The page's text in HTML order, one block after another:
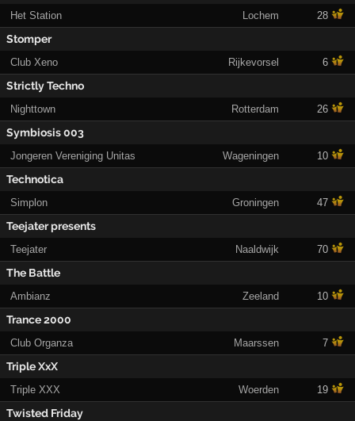
Het Station Lochem 28
Stomper
Club Xeno Rijkevorsel 6
Strictly Techno
Nighttown Rotterdam 26
Symbiosis 003
Jongeren Vereniging Unitas Wageningen 10
Technotica
Simplon Groningen 47
Teejater presents
Teejater Naaldwijk 70
The Battle
Ambianz Zeeland 10
Trance 2000
Club Organza Maarssen 7
Triple XxX
Triple XXX Woerden 19
Twisted Friday